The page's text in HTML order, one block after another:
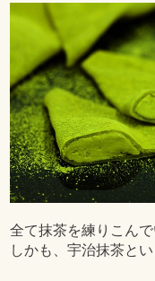
全て抹茶を練りこんで
しかも、宇治抹茶とい